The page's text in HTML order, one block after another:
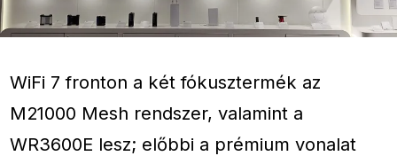
WiFi 7 fronton a két fókusztermék az
M21000 Mesh rendszer, valamint a
WR3600E lesz; előbbi a prémium vonalat